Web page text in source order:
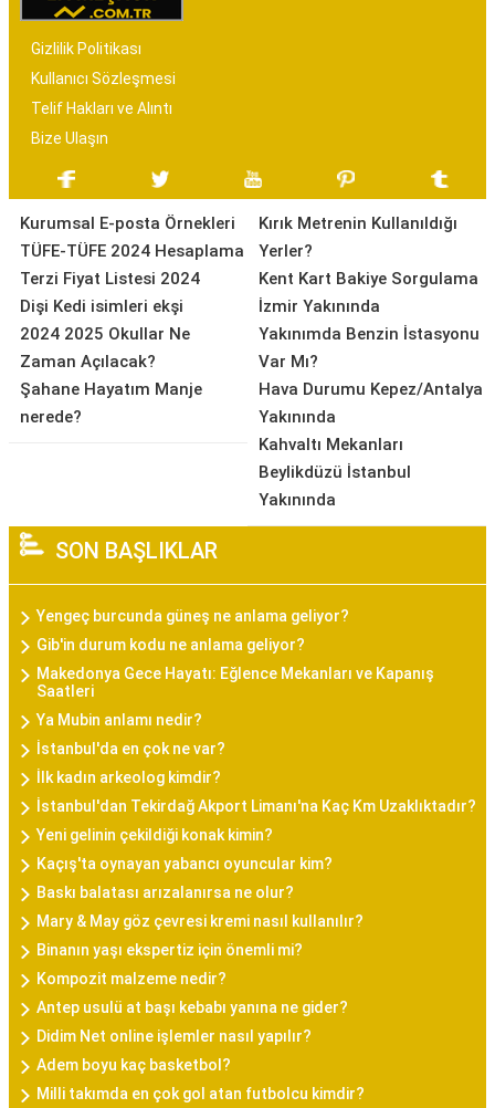
Gizlilik Politikası
Kullanıcı Sözleşmesi
Telif Hakları ve Alıntı
Bize Ulaşın
Kurumsal E-posta Örnekleri
TÜFE-TÜFE 2024 Hesaplama
Terzi Fiyat Listesi 2024
Dişi Kedi isimleri ekşi
2024 2025 Okullar Ne
Zaman Açılacak?
Şahane Hayatım Manje
nerede?
Kırık Metrenin Kullanıldığı
Yerler?
Kent Kart Bakiye Sorgulama
İzmir Yakınında
Yakınımda Benzin İstasyonu
Var Mı?
Hava Durumu Kepez/Antalya
Yakınında
Kahvaltı Mekanları
Beylikdüzü İstanbul
Yakınında
SON BAŞLIKLAR
Yengeç burcunda güneş ne anlama geliyor?
Gib'in durum kodu ne anlama geliyor?
Makedonya Gece Hayatı: Eğlence Mekanları ve Kapanış
Saatleri
Ya Mubin anlamı nedir?
İstanbul'da en çok ne var?
İlk kadın arkeolog kimdir?
İstanbul'dan Tekirdağ Akport Limanı'na Kaç Km Uzaklıktadır?
Yeni gelinin çekildiği konak kimin?
Kaçış'ta oynayan yabancı oyuncular kim?
Baskı balatası arızalanırsa ne olur?
Mary & May göz çevresi kremi nasıl kullanılır?
Binanın yaşı ekspertiz için önemli mi?
Kompozit malzeme nedir?
Antep usulü at başı kebabı yanına ne gider?
Didim Net online işlemler nasıl yapılır?
Adem boyu kaç basketbol?
Milli takımda en çok gol atan futbolcu kimdir?